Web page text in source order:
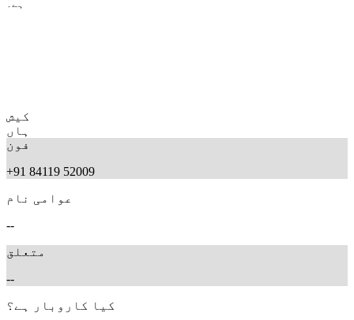
ہے۔
کیش
ہاں
فون
+91 84119 52009
عوامی نام
--
متعلق
--
کیا کاروبار ہے؟